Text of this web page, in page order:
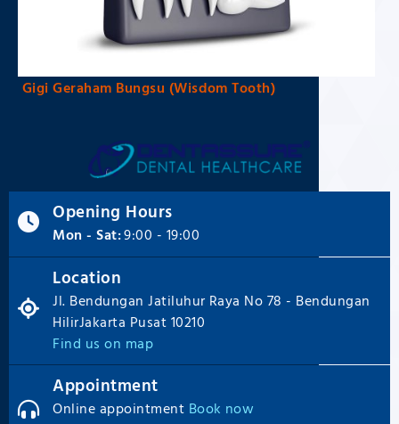
Gigi Geraham Bungsu (Wisdom Tooth)
Opening Hours
Mon - Sat:9:00 - 19:00
Location
Jl. Bendungan Jatiluhur Raya No 78 - Bendungan
HilirJakarta Pusat 10210
Find us on map
Appointment
Online appointment Book now